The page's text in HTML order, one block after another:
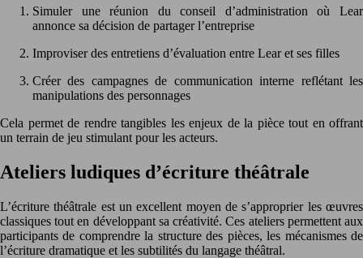
Simuler une réunion du conseil d’administration où Lear
annonce sa décision de partager l’entreprise
Improviser des entretiens d’évaluation entre Lear et ses filles
Créer des campagnes de communication interne reflétant les
manipulations des personnages
Cela permet de rendre tangibles les enjeux de la pièce tout en offrant
un terrain de jeu stimulant pour les acteurs.
Ateliers ludiques d’écriture théâtrale
L’écriture théâtrale est un excellent moyen de s’approprier les œuvres
classiques tout en développant sa créativité. Ces ateliers permettent aux
participants de comprendre la structure des pièces, les mécanismes de
l’écriture dramatique et les subtilités du langage théâtral.